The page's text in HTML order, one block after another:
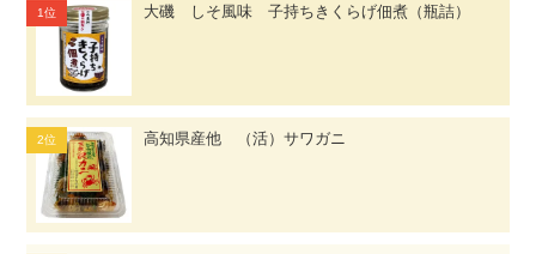
大磯 しそ風味 子持ちきくらげ佃煮（瓶詰）
高知県産他 （活）サワガニ